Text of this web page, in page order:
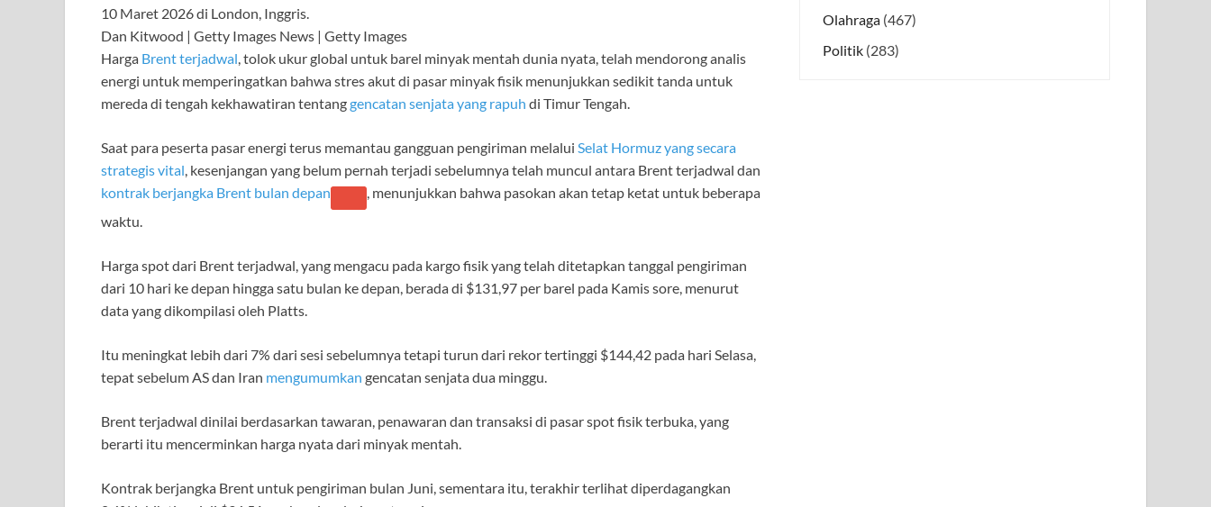
10 Maret 2026 di London, Inggris.
Dan Kitwood | Getty Images News | Getty Images
Harga Brent terjadwal , tolok ukur global untuk barel minyak mentah dunia nyata, telah mendorong analis
energi untuk memperingatkan bahwa stres akut di pasar minyak fisik menunjukkan sedikit tanda untuk
mereda di tengah kekhawatiran tentanggencatan senjata yang rapuh di Timur Tengah.
Saat para peserta pasar energi terus memantau gangguan pengiriman melalui Selat Hormuz yang secara
strategis vital , kesenjangan yang belum pernah terjadi sebelumnya telah muncul antara Brent terjadwal dan
kontrak berjangka Brent bulan depan
, menunjukkan bahwa pasokan akan tetap ketat untuk beberapa
waktu.
Harga spot dari Brent terjadwal, yang mengacu pada kargo fisik yang telah ditetapkan tanggal pengiriman
dari 10 hari ke depan hingga satu bulan ke depan, berada di $131,97 per barel pada Kamis sore, menurut
data yang dikompilasi oleh Platts.
Itu meningkat lebih dari 7% dari sesi sebelumnya tetapi turun dari rekor tertinggi $144,42 pada hari Selasa,
tepat sebelum AS dan Iran mengumumkan gencatan senjata dua minggu.
Brent terjadwal dinilai berdasarkan tawaran, penawaran dan transaksi di pasar spot fisik terbuka, yang
berarti itu mencerminkan harga nyata dari minyak mentah.
Kontrak berjangka Brent untuk pengiriman bulan Juni, sementara itu, terakhir terlihat diperdagangkan
Olahraga (467)
Politik (283)